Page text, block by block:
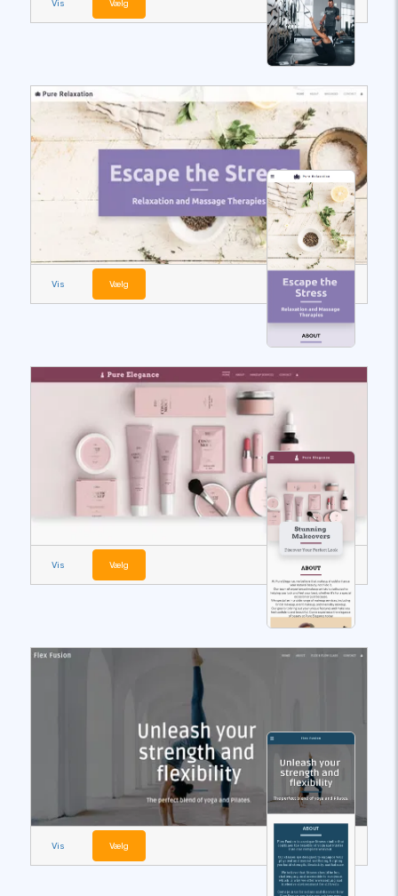
Vis Vælg
Vis Vælg
Vis Vælg
Vis Vælg